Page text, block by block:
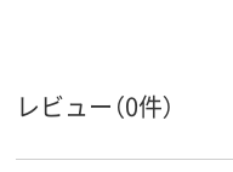
レビュー（0件）